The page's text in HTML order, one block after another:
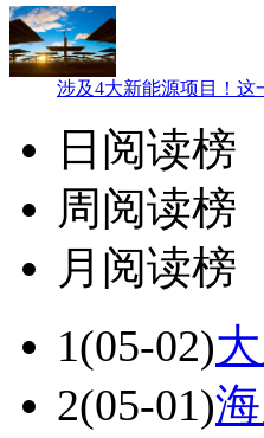
涉及4大新能源项目！这
日阅读榜
周阅读榜
月阅读榜
1(05-02)
2(05-01)